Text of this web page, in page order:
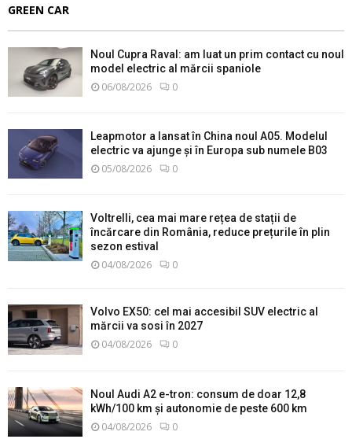
GREEN CAR
Noul Cupra Raval: am luat un prim contact cu noul
model electric al mărcii spaniole
06/08/2026 0
Leapmotor a lansat în China noul A05. Modelul
electric va ajunge și în Europa sub numele B03
05/08/2026 0
Voltrelli, cea mai mare rețea de stații de
încărcare din România, reduce prețurile în plin
sezon estival
04/08/2026 0
Volvo EX50: cel mai accesibil SUV electric al
mărcii va sosi în 2027
04/08/2026 0
Noul Audi A2 e-tron: consum de doar 12,8
kWh/100 km și autonomie de peste 600 km
04/08/2026 0